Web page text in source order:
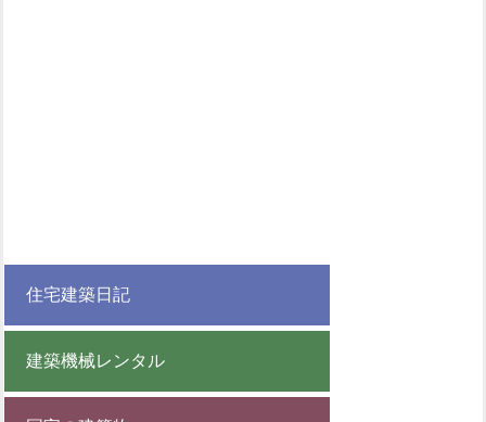
住宅建築日記
建築機械レンタル